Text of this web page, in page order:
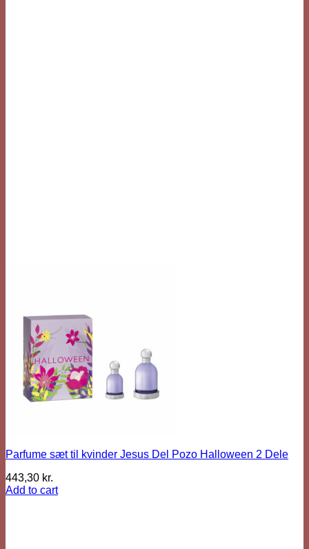
Parfume sæt til kvinder Jesus Del Pozo Halloween 2 Dele
443,30 kr.
Add to cart